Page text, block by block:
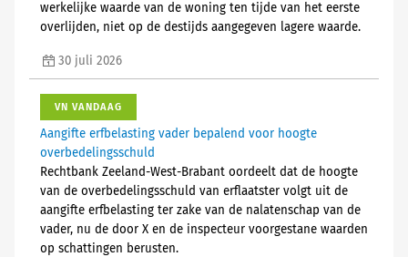
werkelijke waarde van de woning ten tijde van het eerste
overlijden, niet op de destijds aangegeven lagere waarde.
30 juli 2026
VN VANDAAG
Aangifte erfbelasting vader bepalend voor hoogte
overbedelingsschuld
Rechtbank Zeeland-West-Brabant oordeelt dat de hoogte
van de overbedelingsschuld van erflaatster volgt uit de
aangifte erfbelasting ter zake van de nalatenschap van de
vader, nu de door X en de inspecteur voorgestane waarden
op schattingen berusten.